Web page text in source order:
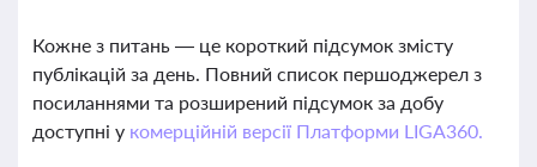
Кожне з питань — це короткий підсумок змісту
публікацій за день. Повний список першоджерел з
посиланнями та розширений підсумок за добу
доступні у комерційній версії Платформи LIGA360.